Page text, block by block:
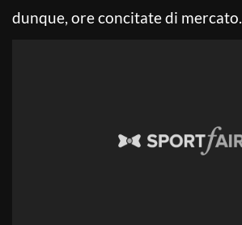
dunque, ore concitate di mercato.